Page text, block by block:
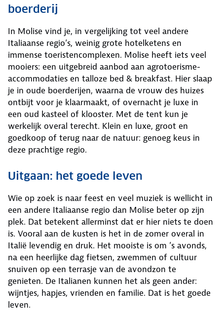
boerderij
In Molise vind je, in vergelijking tot veel andere
Italiaanse regio’s, weinig grote hotelketens en
immense toeristencomplexen. Molise heeft iets veel
mooiers: een uitgebreid aanbod aan agrotoerisme-
accommodaties en talloze bed & breakfast. Hier slaap
je in oude boerderijen, waarna de vrouw des huizes
ontbijt voor je klaarmaakt, of overnacht je luxe in
een oud kasteel of klooster. Met de tent kun je
werkelijk overal terecht. Klein en luxe, groot en
goedkoop of terug naar de natuur: genoeg keus in
deze prachtige regio.
Uitgaan: het goede leven
Wie op zoek is naar feest en veel muziek is wellicht in
een andere Italiaanse regio dan Molise beter op zijn
plek. Dat betekent allerminst dat er hier niets te doen
is. Vooral aan de kusten is het in de zomer overal in
Italië levendig en druk. Het mooiste is om ’s avonds,
na een heerlijke dag fietsen, zwemmen of cultuur
snuiven op een terrasje van de avondzon te
genieten. De Italianen kunnen het als geen ander:
wijntjes, hapjes, vrienden en familie. Dat is het goede
leven.